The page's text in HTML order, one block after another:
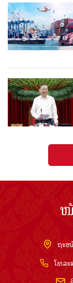
ຖະໜົ
ໂທລະ